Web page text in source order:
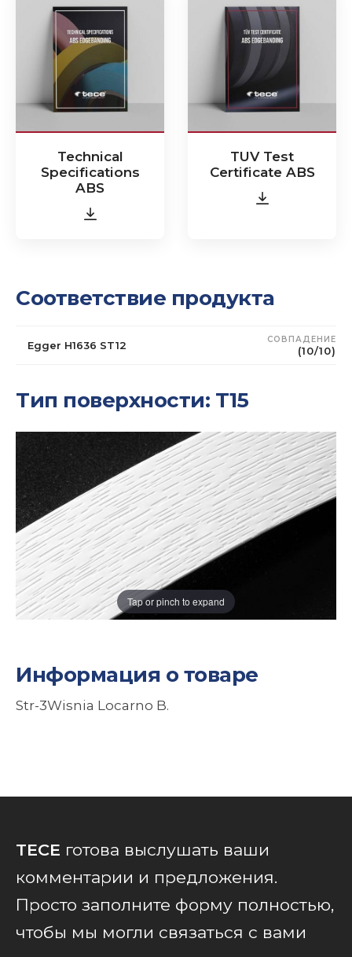
Technical
Specifications
ABS
TUV Test
Certificate ABS
Соответствие продукта
Egger H1636 ST12 СОВПАДЕНИЕ
(10/10)
Тип поверхности: T15
Tap or pinch to expand
Информация о товаре
Str-3Wisnia Locarno B.
TECE готова выслушать ваши
комментарии и предложения.
Просто заполните форму полностью,
чтобы мы могли связаться с вами